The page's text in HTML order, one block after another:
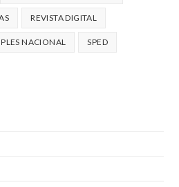
REVISTA DIGITAL
NACIONAL SPED